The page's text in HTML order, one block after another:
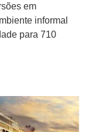
em
informal
para 710